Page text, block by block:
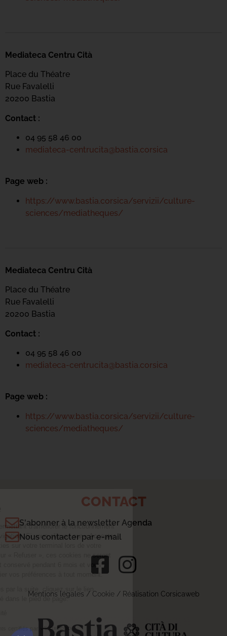
Confidentialité
Ce site utilise des cookies permettant d'améliorer le fonctionnement
grâce aux statistiques de navigation. Si vous cliquez sur « Accepter
navigation. Si vous cliquez sur « Refuser », ces cookies ne seront
pas déposés. Votre choix est conservé pendant 6 mois et vous
pouvez être informé et modifier vos préférences à tout moment.
Pour modifier vos préférences par la suite, cliquez sur le lien
'Préférences de cookies' situé dans le pied de page.
Consentements certifiés par
Mediateca Centru Cità
Place du Théatre
Rue Favalelli
20200 Bastia
Contact :
04 95 58 46 00
mediateca-centrucita@bastia.corsica
Page web :
https://www.bastia.corsica/servizii/culture-
sciences/mediatheques/
Mediateca Centru Cità
Place du Théatre
Rue Favalelli
20200 Bastia
Contact :
04 95 58 46 00
mediateca-centrucita@bastia.corsica
Page web :
https://www.bastia.corsica/servizii/culture-
sciences/mediatheques/
CONTACT
S'abonner à la newsletter Agenda
Nous contacter par e-mail
Mentions légales / Cookie/ Réalisation Corsicaweb